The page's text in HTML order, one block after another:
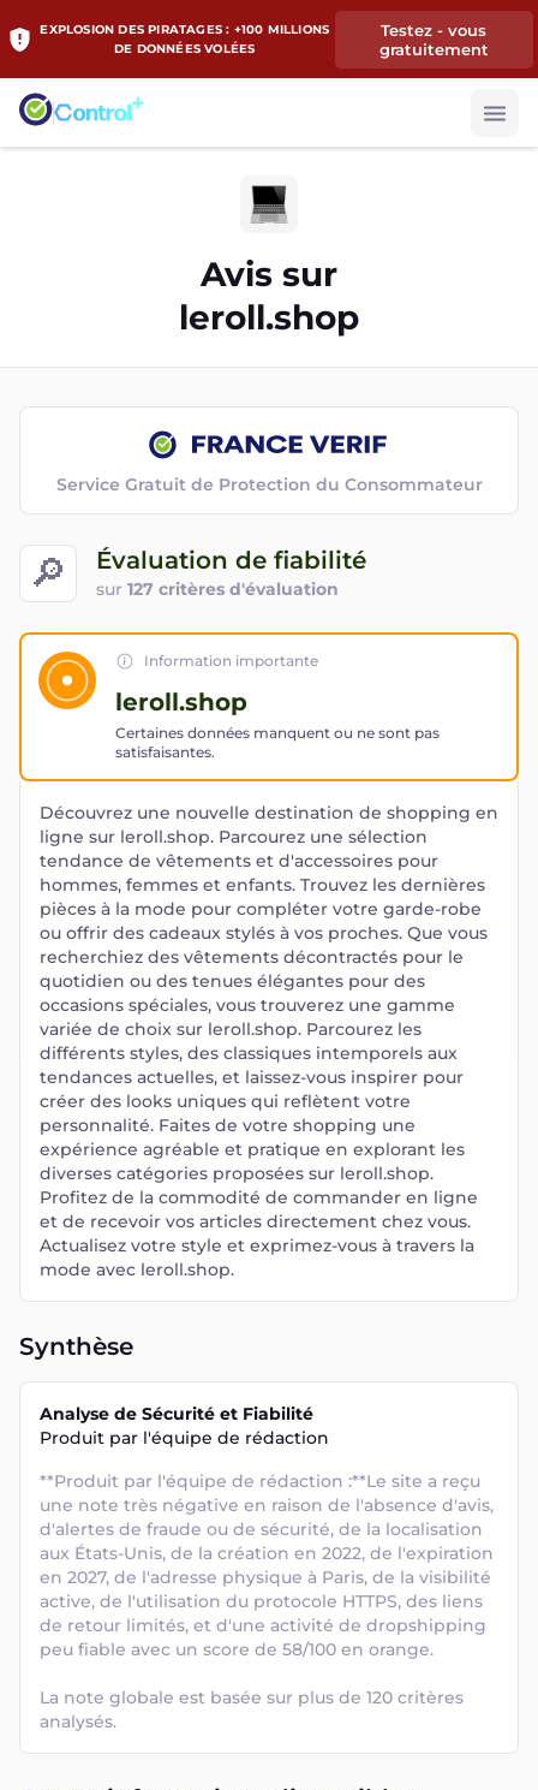
EXPLOSION DES PIRATAGES : +100 MILLIONS
DE DONNÉES VOLÉES
Testez - vous
gratuitement
Avis sur
leroll.shop
🔎 Évaluation de fiabilité
sur 127 critères d'évaluation
Service Gratuit de Protection du Consommateur
Information importante
leroll.shop
Certaines données manquent ou ne sont pas
satisfaisantes.
Découvrez une nouvelle destination de shopping en
ligne sur leroll.shop. Parcourez une sélection
tendance de vêtements et d'accessoires pour
hommes, femmes et enfants. Trouvez les dernières
pièces à la mode pour compléter votre garde-robe
ou offrir des cadeaux stylés à vos proches. Que vous
recherchiez des vêtements décontractés pour le
quotidien ou des tenues élégantes pour des
occasions spéciales, vous trouverez une gamme
variée de choix sur leroll.shop. Parcourez les
différents styles, des classiques intemporels aux
tendances actuelles, et laissez-vous inspirer pour
créer des looks uniques qui reflètent votre
personnalité. Faites de votre shopping une
expérience agréable et pratique en explorant les
diverses catégories proposées sur leroll.shop.
Profitez de la commodité de commander en ligne
et de recevoir vos articles directement chez vous.
Actualisez votre style et exprimez-vous à travers la
mode avec leroll.shop.
Synthèse
Analyse de Sécurité et Fiabilité
Produit par l'équipe de rédaction
**Produit par l'équipe de rédaction :**Le site a reçu
une note très négative en raison de l'absence d'avis,
d'alertes de fraude ou de sécurité, de la localisation
aux États-Unis, de la création en 2022, de l'expiration
en 2027, de l'adresse physique à Paris, de la visibilité
active, de l'utilisation du protocole HTTPS, des liens
de retour limités, et d'une activité de dropshipping
peu fiable avec un score de 58/100 en orange.
La note globale est basée sur plus de 120 critères
analysés.